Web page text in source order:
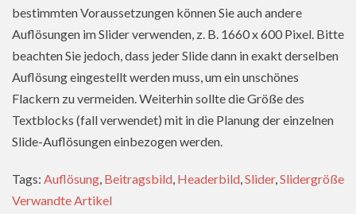
bestimmten Voraussetzungen können Sie auch andere
Auflösungen im Slider verwenden, z. B. 1660 x 600 Pixel. Bitte
beachten Sie jedoch, dass jeder Slide dann in exakt derselben
Auflösung eingestellt werden muss, um ein unschönes
Flackern zu vermeiden. Weiterhin sollte die Größe des
Textblocks (fall verwendet) mit in die Planung der einzelnen
Slide-Auflösungen einbezogen werden.
Tags: Auflösung, Beitragsbild, Headerbild,Slider,Slidergröße
Verwandte Artikel